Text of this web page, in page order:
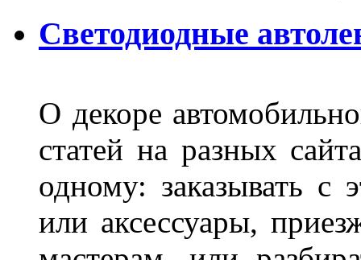
Светодиодные
О декоре
статей на разных
одному: заказывать с
или аксессуары,